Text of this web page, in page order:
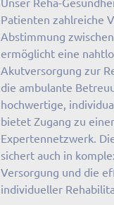
Patienten zahlreiche
Abstimmung
ermöglicht eine
Akutversorgung zur
die ambulante
hochwertige,
bietet Zugang zu
Expertennetzwerk.
sichert auch in
Versorgung und die
individueller